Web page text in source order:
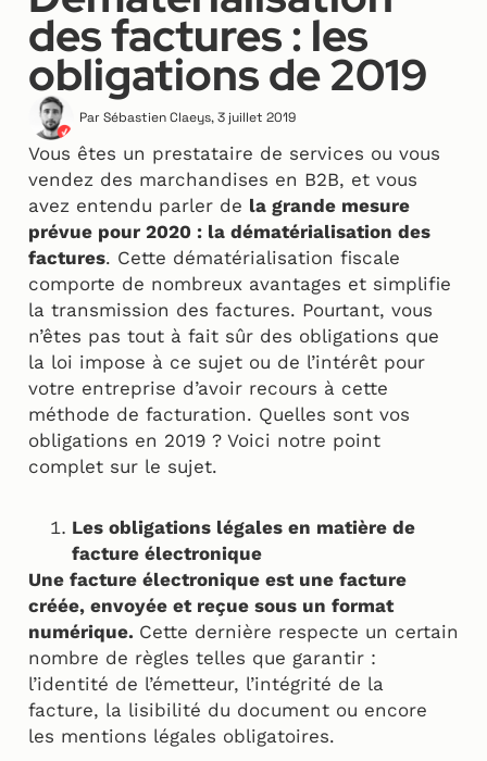
des factures : les
obligations de 2019
Par Sébastien Claeys,3 juillet 2019
Vous êtes un prestataire de services ou vous
vendez des marchandises en B2B, et vous
avez entendu parler de la grande mesure
prévue pour 2020 : la dématérialisation des
factures. Cette dématérialisation fiscale
comporte de nombreux avantages et simplifie
la transmission des factures. Pourtant, vous
n’êtes pas tout à fait sûr des obligations que
la loi impose à ce sujet ou de l’intérêt pour
votre entreprise d’avoir recours à cette
méthode de facturation. Quelles sont vos
obligations en 2019 ? Voici notre point
complet sur le sujet.
Les obligations légales en matière de
facture électronique
Une facture électronique est une facture
créée, envoyée et reçue sous un format
numérique. Cette dernière respecte un certain
nombre de règles telles que garantir :
l’identité de l’émetteur, l’intégrité de la
facture, la lisibilité du document ou encore
les mentions légales obligatoires.